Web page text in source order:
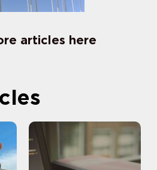
articles here